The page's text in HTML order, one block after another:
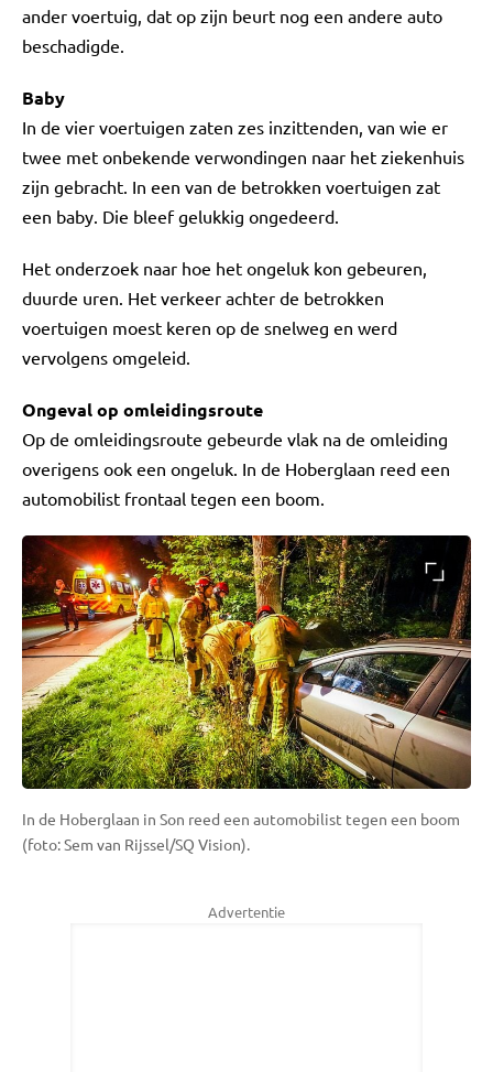
ander voertuig, dat op zijn beurt nog een andere auto
beschadigde.
Baby
In de vier voertuigen zaten zes inzittenden, van wie er
twee met onbekende verwondingen naar het ziekenhuis
zijn gebracht. In een van de betrokken voertuigen zat
een baby. Die bleef gelukkig ongedeerd.
Het onderzoek naar hoe het ongeluk kon gebeuren,
duurde uren. Het verkeer achter de betrokken
voertuigen moest keren op de snelweg en werd
vervolgens omgeleid.
Ongeval op omleidingsroute
Op de omleidingsroute gebeurde vlak na de omleiding
overigens ook een ongeluk. In de Hoberglaan reed een
automobilist frontaal tegen een boom.
In de Hoberglaan in Son reed een automobilist tegen een boom
(foto: Sem van Rijssel/SQ Vision).
Advertentie